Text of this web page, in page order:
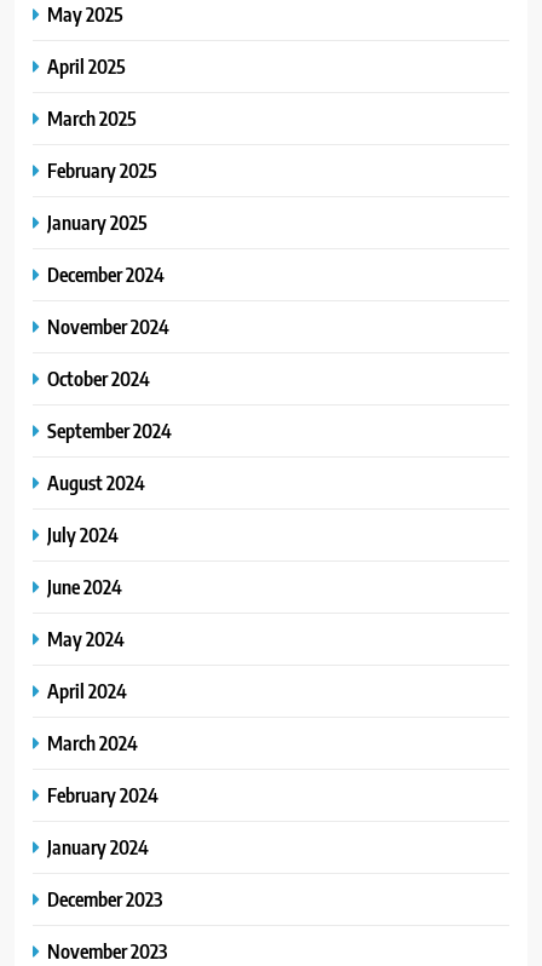
May 2025
April 2025
March 2025
February 2025
January 2025
December 2024
November 2024
October 2024
September 2024
August 2024
July 2024
June 2024
May 2024
April 2024
March 2024
February 2024
January 2024
December 2023
November 2023